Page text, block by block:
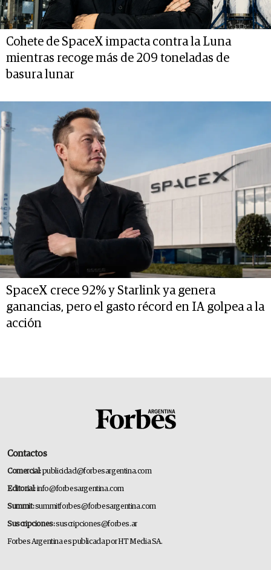
Cohete de SpaceX impacta contra la Luna
mientras recoge más de 209 toneladas de
basura lunar
SpaceX crece 92% y Starlink ya genera
ganancias, pero el gasto récord en IA golpea a la
acción
Contactos
Comercial:publicidad@forbesargentina.com
Editorial:info@forbesargentina.com
Summit:summitforbes@forbesargentina.com
Suscripciones:suscripciones@forbes.ar
Forbes Argentina es publicada por HT Media SA.